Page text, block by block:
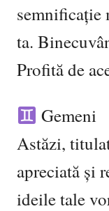
semnificație
ta.
Profită de
Gemeni
Astăzi,
apreciată și
ideile tale